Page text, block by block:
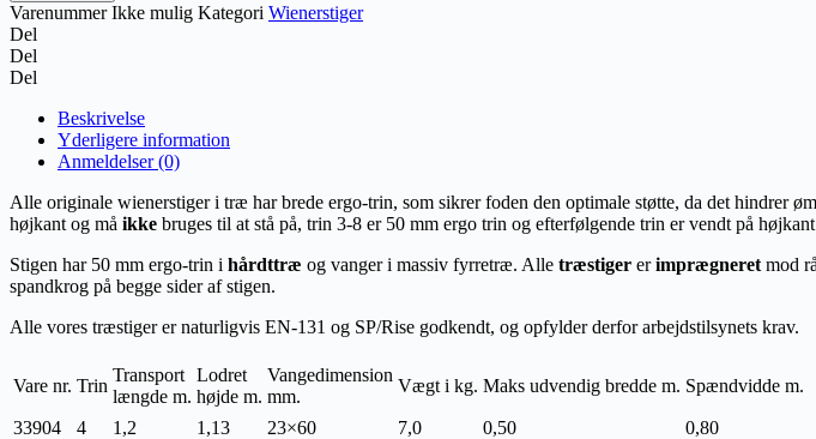
VarenummerIkke mulig Kategori Wienerstiger
Del
Del
Del
Beskrivelse
Yderligere information
Anmeldelser (0)
Alle originale wienerstiger i træ har brede ergo-trin, som sikrer foden den optimale støtte, da det hindrer
højkant og må ikke bruges til at stå på, trin 3-8 er 50 mm ergo trin og efterfølgende trin er vendt på
Stigen har 50 mm ergo-trin i hårdttræ og vanger i massiv fyrretræ. Alle træstiger erimprægneret mod
spandkrog på begge sider af stigen.
Alle vores træstiger er naturligvis EN-131 og SP/Rise godkendt, og opfylder derfor arbejdstilsynets krav.
Vare nr. Trin
Transport
længde m.
Lodret
højde m.
Vangedimension
mm.
Vægt i kg. Maks udvendig bredde m. Spændvidde m.
33904 4 1,2 1,13 23×60 7,0 0,50
0,80